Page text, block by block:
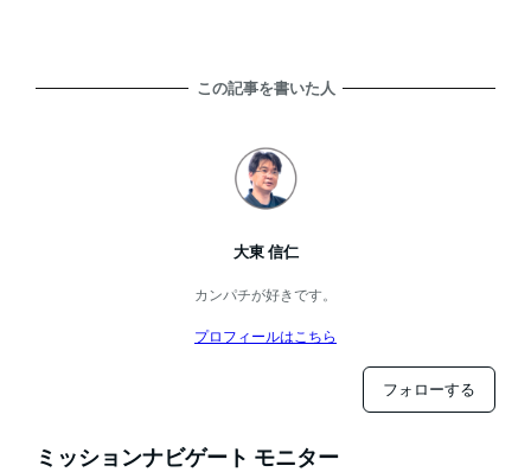
この記事を書いた人
大東 信仁
カンパチが好きです。
プロフィールはこちら
フォローする
ミッションナビゲート モニター